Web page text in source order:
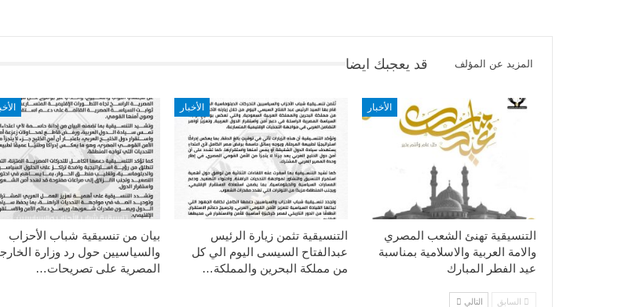
قد يعجبك ايضا المزيد عن المؤلف
بيان من تنسيقية شباب الأحزاب
والسياسيين حول رد وزارة
المصرية على تصريحات…
الأخبار
التنسيقية تثمن زيارة الرئيس
عبدالفتاح السيسى اليوم الي كل
من مملكة البحرين والمملكة…
الأخبار
التنسيقية تهنئ الشعب المصري
والامة العربية والاسلامية بمناسبة
عيد الفطر المبارك
السابق التالي